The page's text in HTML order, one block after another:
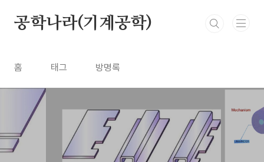
공학나라(기계공학)
홈 태그 방명록